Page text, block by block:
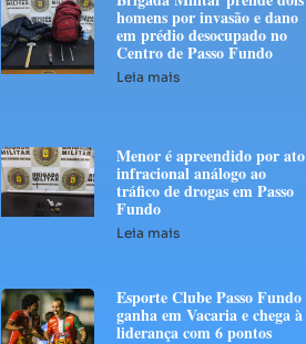
homens por invasão e dano
em prédio desocupado no
Centro de Passo Fundo
Leia mais
Menor é apreendido por ato
infracional análogo ao
tráfico de drogas em Passo
Fundo
Leia mais
Esporte Clube Passo Fundo
ganha em Vacaria e chega à
liderança com 6 pontos